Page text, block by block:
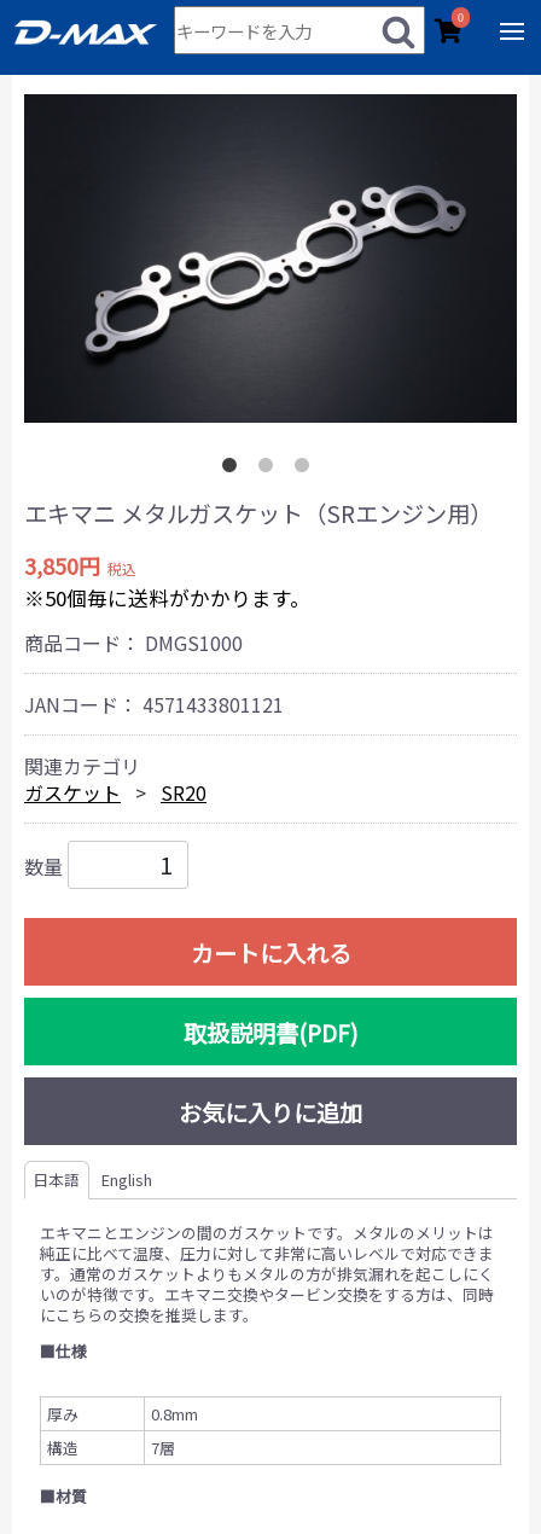
0
エキマニ メタルガスケット（SRエンジン用）
3,850円 税込
※50個毎に送料がかかります。
商品コード： DMGS1000
JANコード： 4571433801121
関連カテゴリ
ガスケット
SR20
数量
カートに入れる
取扱説明書(PDF)
お気に入りに追加
日本語 English
エキマニとエンジンの間のガスケットです。メタルのメリットは
純正に比べて温度、圧力に対して非常に高いレベルで対応できま
す。通常のガスケットよりもメタルの方が排気漏れを起こしにく
いのが特徴です。エキマニ交換やタービン交換をする方は、同時
にこちらの交換を推奨します。
■仕様
厚み
0.8mm
構造
7層
■材質